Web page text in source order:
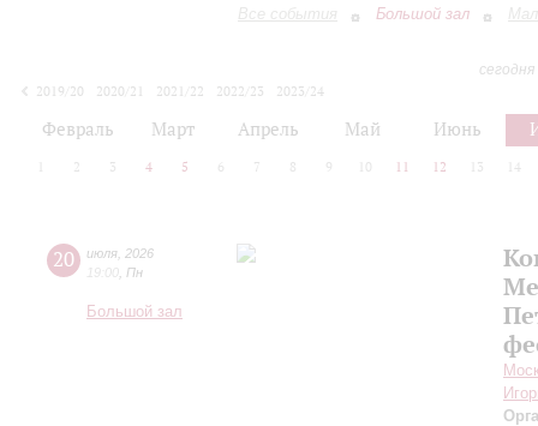
Все события Большой зал
2019/20
2020/21 2021/22 2022/23
2023/24
Февраль Март Апрель Май Июнь
2 3 4 5 6 7 8 9 10 11 12 13 14
20 июля 2026
19:00 Пн
Большой зал